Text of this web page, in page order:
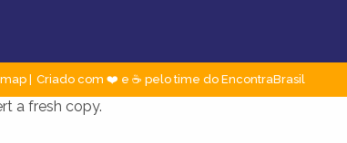
Criado com ❤️ e ☕ pelo time do EncontraBrasil
a fresh copy.